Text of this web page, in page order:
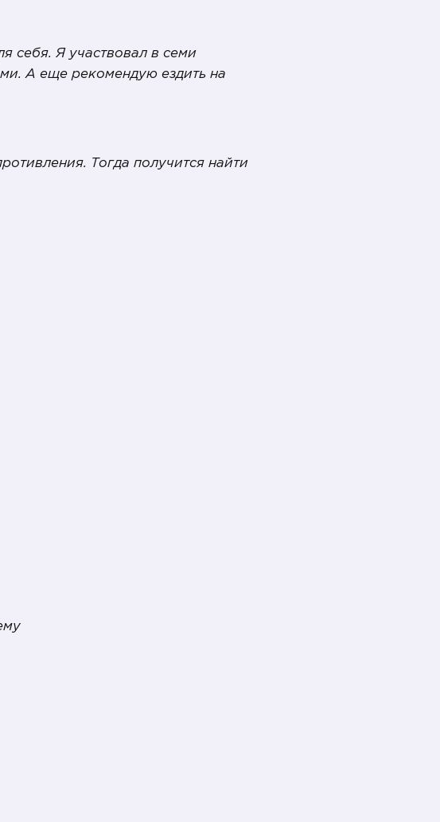
себя. Я участвовал в семи
А еще рекомендую ездить на
Тогда получится найти